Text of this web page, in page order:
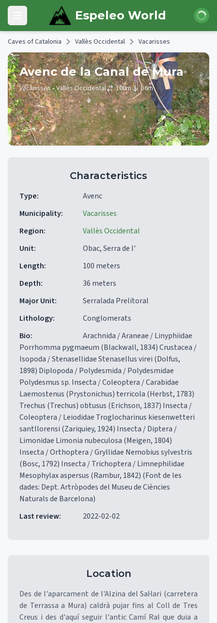
Skip to main content
Open main menu Espeleo World Login
Caves of Catalonia Vallès Occidental Vacarisses
Avenc de la Canal de Mura
Vacarisses• Vallès Occidental 100m 36m
Characteristics
Type:
Avenc
Municipality:
Vacarisses
Region:
Vallès Occidental
Unit:
Obac, Serra de l'
Length:
100 meters
Depth:
36 meters
Major Unit:
Serralada Prelitoral
Lithology:
Conglomerats
Bio:
Arachnida / Araneae / Linyphiidae
Porrhomma pygmaeum (Blackwall, 1834) Crustacea /
Isopoda / Stenasellidae Stenasellus virei (Dolfus,
1898) Diplopoda / Polydesmida / Polydesmidae
Polydesmus sp. Insecta / Coleoptera / Carabidae
Laemostenus (Prystonichus) terricola (Herbst, 1783)
Trechus (Trechus) obtusus (Erichson, 1837) Insecta /
Coleoptera / Leiodidae Troglocharinus kiesenwetteri
santllorensi (Zariquiey, 1924) Insecta / Diptera /
Limonidae Limonia nubeculosa (Meigen, 1804)
Insecta / Orthoptera / Gryllidae Nemobius sylvestris
(Bosc, 1792) Insecta / Trichoptera / Limnephilidae
Mesophylax aspersus (Rambur, 1842) (Font de les
dades: Dept. Artròpodes del Museu de Ciències
Naturals de Barcelona)
Last review: 2022-02-02
Location
Des de l'aparcament de l'Alzina del Sal·lari (carretera
de Terrassa a Mura) caldrà pujar fins al Coll de Tres
Creus i des d'aquí seguir l'antic Camí Ral que duia a